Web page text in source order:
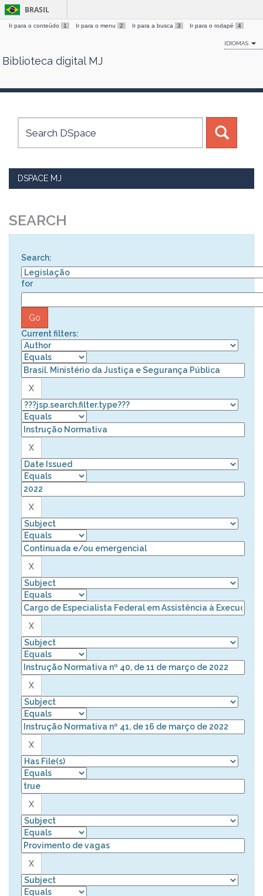
Skip
BRASIL
Ir para o conteúdo 1 Ir para o menu 2 Ir para a busca 3 Ir para o rodapé 4
IDIOMAS
Biblioteca digital MJ
DSPACE MJ
SEARCH
Search:
for
Current filters: